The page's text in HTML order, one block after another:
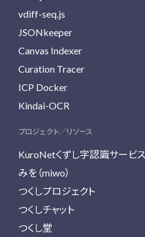
vdiff-seq.js
JSONkeeper
Canvas Indexer
Curation Tracer
ICP Docker
Kindai-OCR
プロジェクト／リソース
KuroNetくずし字認識サービス
みを（miwo）
つくしプロジェクト
つくしチャット
つくし堂